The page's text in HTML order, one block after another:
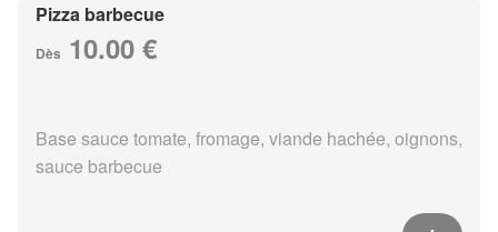
Pizza barbecue
Dès 10.00 €
Base sauce tomate, fromage, viande hachée, oignons,
sauce barbecue